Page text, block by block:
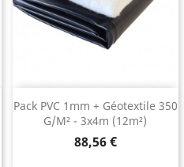
Pack PVC 1mm + Géotextile 350
G/m² - 3x4m (12m²)
Prix
88,56 €